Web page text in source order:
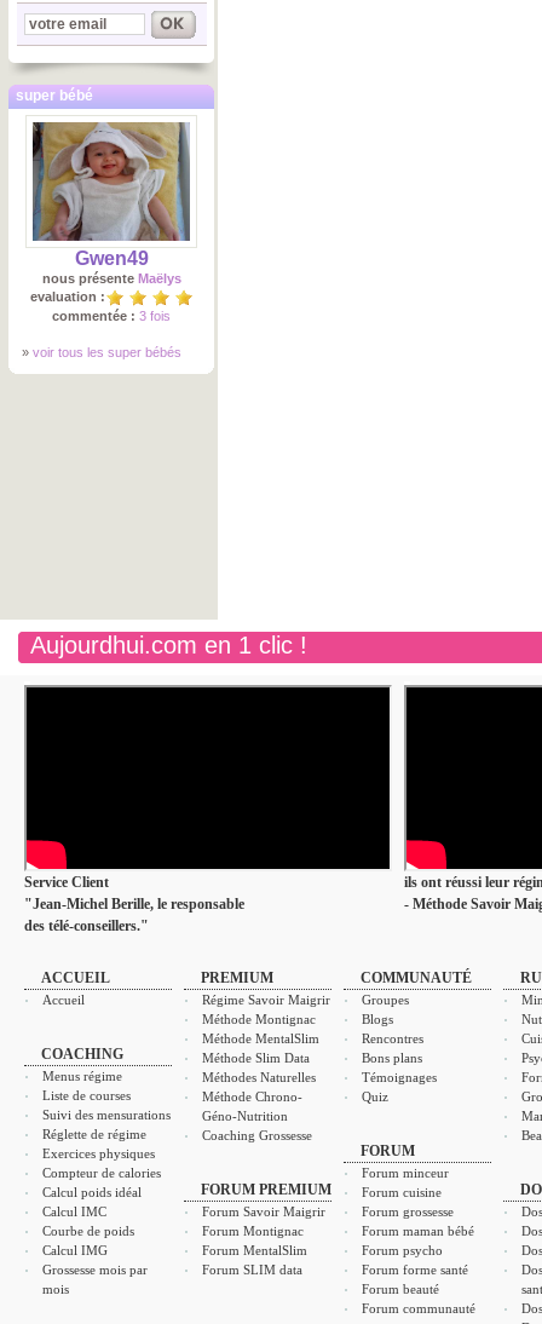
super bébé
Gwen49
nous présente Maëlys
evaluation :
commentée : 3 fois
» voir tous les super bébés
Aujourdhui.com en 1 clic !
Service Client
"Jean-Michel Berille, le responsable
des télé-conseillers."
ils ont réussi leur
- Méthode Savoir
ACCUEIL
Accueil
COACHING
Menus régime
Liste de courses
Suivi des mensurations
Réglette de régime
Exercices physiques
Compteur de calories
Calcul poids idéal
Calcul IMC
Courbe de poids
Calcul IMG
Grossesse mois par
mois
PREMIUM
Régime Savoir Maigrir
Méthode Montignac
Méthode MentalSlim
Méthode Slim Data
Méthodes Naturelles
Méthode Chrono-
Géno-Nutrition
Coaching Grossesse
FORUM PREMIUM
Forum Savoir Maigrir
Forum Montignac
Forum MentalSlim
Forum SLIM data
COMMUNAUTÉ
Groupes
Blogs
Rencontres
Bons plans
Témoignages
Quiz
FORUM
Forum minceur
Forum cuisine
Forum grossesse
Forum maman bébé
Forum psycho
Forum forme santé
Forum beauté
Forum communauté